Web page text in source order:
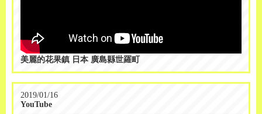
美麗的花果鎮 日本 廣島縣世羅町
2019/01/16
YouTube